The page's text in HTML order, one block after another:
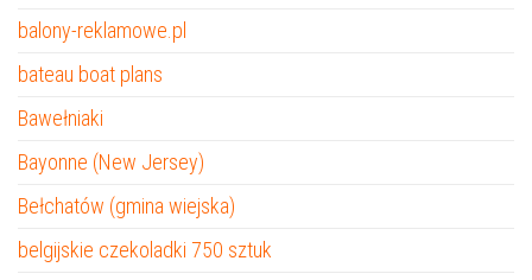
balony-reklamowe.pl
bateau boat plans
Bawełniaki
Bayonne (New Jersey)
Bełchatów (gmina wiejska)
belgijskie czekoladki 750 sztuk